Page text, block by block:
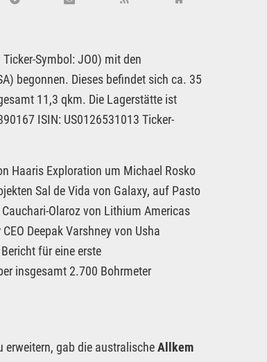
Symbol: JO0) mit den
begonnen. Dieses befindet sich ca. 35
11,3 qkm. Die Lagerstätte ist
ISIN: US0126531013 Ticker-
Haaris Exploration um Michael Rosko
Sal de Vida von Galaxy, auf Pasto
Olaroz von Lithium Americas
Deepak Varshney von Usha
für eine erste
insgesamt 2.700 Bohrmeter
erweitern, gab die australischeAllkem